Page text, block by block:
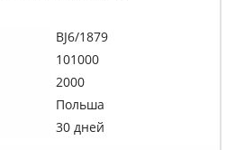
BJ6/1879
101000
2000
Польша
30 дней